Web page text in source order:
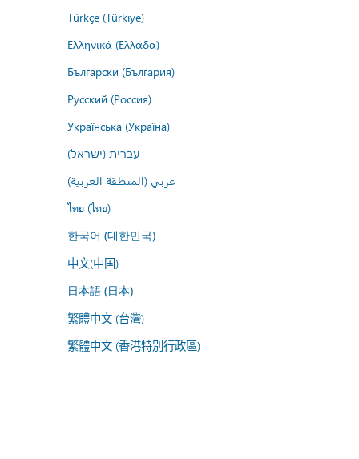
Türkçe (Türkiye)
Ελληνικά (Ελλάδα)
Български (България)
Русский (Россия)
Українська (Україна)
עברית (ישראל)
عربي (المنطقة العربية)
ไทย (ไทย)
한국어 (대한민국)
中文(中国)
日本語 (日本)
繁體中文 (台灣)
繁體中文 (香港特別行政區)